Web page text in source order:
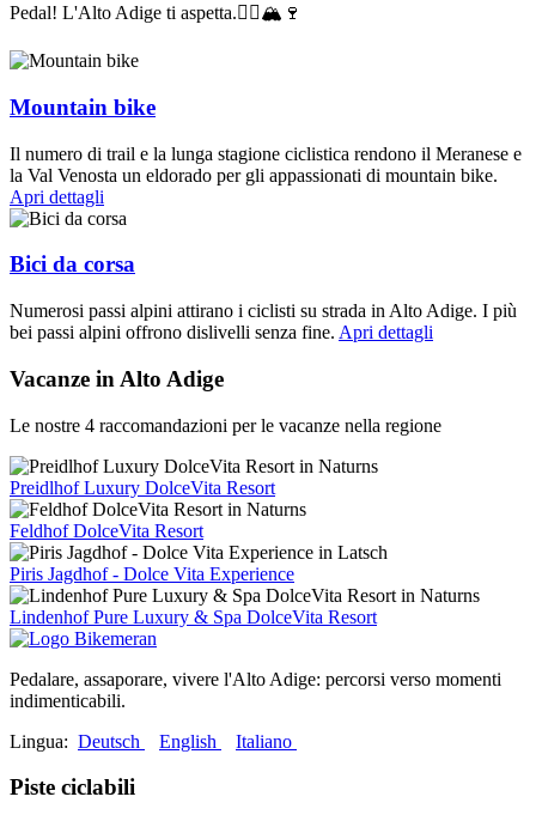
Pedal! L'Alto Adige ti aspetta.🚴‍♂️🏔🍷
Mountain bike
Il numero di trail e la lunga stagione ciclistica rendono il Meranese e
la Val Venosta un eldorado per gli appassionati di mountain bike.
Apri dettagli
Bici da corsa
Numerosi passi alpini attirano i ciclisti su strada in Alto Adige. I più
bei passi alpini offrono dislivelli senza fine. Apri dettagli
Vacanze in Alto Adige
Le nostre 4 raccomandazioni per le vacanze nella regione
Preidlhof Luxury DolceVita Resort
Feldhof DolceVita Resort
Piris Jagdhof - Dolce Vita Experience
Lindenhof Pure Luxury & Spa DolceVita Resort
Pedalare, assaporare, vivere l'Alto Adige: percorsi verso momenti
indimenticabili.
Lingua: Deutsch English Italiano
Piste ciclabili